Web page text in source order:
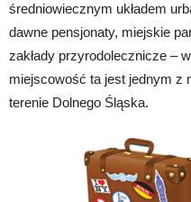
średniowiecznym układem
dawne pensjonaty, miejskie
zakłady przyrodolecznicze –
miejscowość ta jest jednym z
terenie Dolnego Śląska.